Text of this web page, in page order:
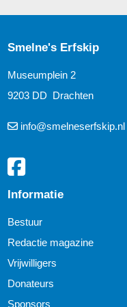
Smelne's Erfskip
Museumplein 2
9203 DD Drachten
info@smelneserfskip.nl
Informatie
Bestuur
Redactie magazine
Vrijwilligers
Donateurs
Sponsors